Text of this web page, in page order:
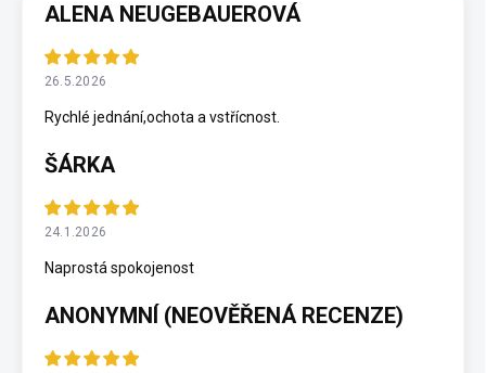
ALENA NEUGEBAUEROVÁ
26.5.2026
Rychlé jednání,ochota a vstřícnost.
ŠÁRKA
24.1.2026
Naprostá spokojenost
ANONYMNÍ (NEOVĚŘENÁ RECENZE)